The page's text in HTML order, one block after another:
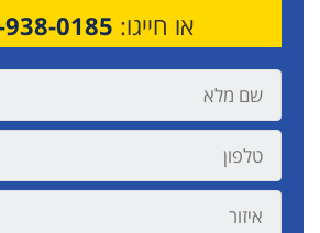
או חייגו: 0185